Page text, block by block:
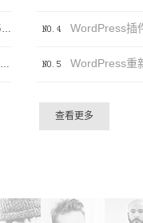
开发WordPress主题的初学者指南（5个步骤）
如何在2020年优化WordPress网站–20个（可行）技巧
WordPress插
查看更多